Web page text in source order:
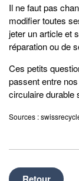
Il ne faut pas
modifier toutes
jeter un article et
réparation ou de
Ces petits
passent entre
circulaire durable
Sources :